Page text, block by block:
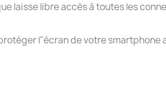
laisse libre accès à toutes les
l"écran de votre smartphone